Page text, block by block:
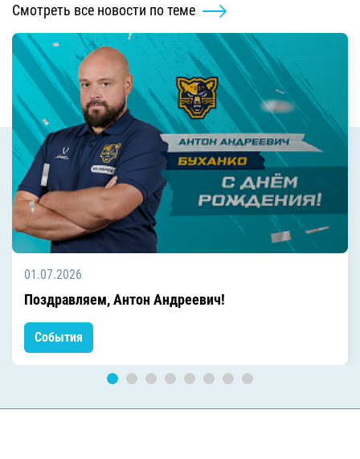
Смотреть все новости по теме
01.07.2026
Поздравляем, Антон Андреевич!
События